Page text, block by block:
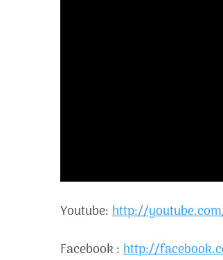
Youtube: http://
Facebook : http://